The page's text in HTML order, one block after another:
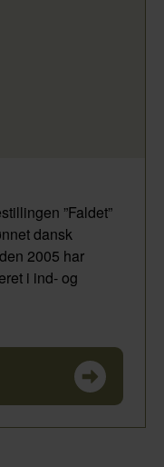
”Faldet”
dansk
2005 har
i ind- og